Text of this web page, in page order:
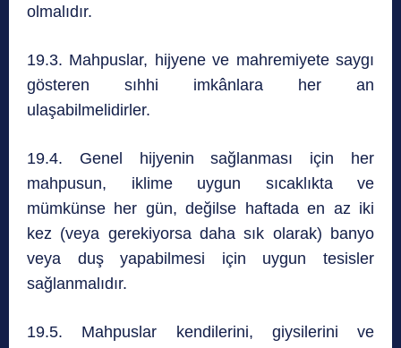
olmalıdır.
19.3. Mahpuslar, hijyene ve mahremiyete saygı
gösteren sıhhi imkânlara her an
ulaşabilmelidirler.
19.4. Genel hijyenin sağlanması için her
mahpusun, iklime uygun sıcaklıkta ve
mümkünse her gün, değilse haftada en az iki
kez (veya gerekiyorsa daha sık olarak) banyo
veya duş yapabilmesi için uygun tesisler
sağlanmalıdır.
19.5. Mahpuslar kendilerini, giysilerini ve